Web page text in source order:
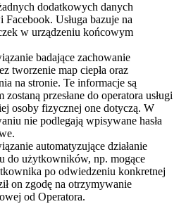
dodatkowych danych
Usługa bazuje na
w urządzeniu końcowym
badające zachowanie
tworzenie map ciepła oraz
na stronie. Te informacje są
przesłane do operatora usługi
osoby fizycznej one dotyczą. W
nie podlegają wpisywane hasła
automatyzujące działanie
do użytkowników, np. mogące
po odwiedzeniu konkretnej
on zgodę na otrzymywanie
od Operatora.